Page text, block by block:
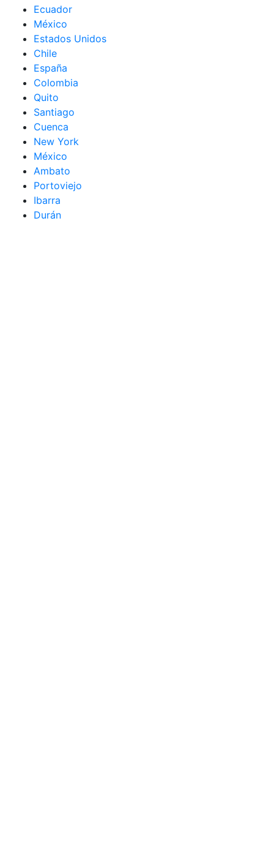
Ecuador
México
Estados Unidos
Chile
España
Colombia
Quito
Santiago
Cuenca
New York
México
Ambato
Portoviejo
Ibarra
Durán